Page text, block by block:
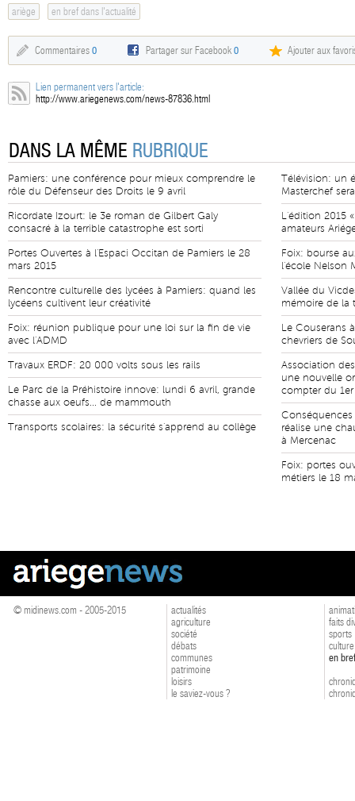
ariège en bref dans l'actualité
Commentaires 0 Partager sur Facebook0 Ajouter aux
Lien permanent vers l'article:
http://www.ariegenews.com/news-87836.html
DANS LA MÊME RUBRIQUE
Pamiers: une conférence pour mieux comprendre le
rôle du Défenseur des Droits le 9 avril
Ricordate Izourt: le 3e roman de Gilbert Galy
consacré à la terrible catastrophe est sorti
Portes Ouvertes à l'Espaci Occitan de Pamiers le 28
mars 2015
Rencontre culturelle des lycées à Pamiers: quand les
lycéens cultivent leur créativité
Foix: réunion publique pour une loi sur la fin de vie
avec l'ADMD
Travaux ERDF: 20 000 volts sous les rails
Le Parc de la Préhistoire innove: lundi 6 avril, grande
chasse aux oeufs... de mammouth
Transports scolaires: la sécurité s'apprend au collège
Télévision: un
Masterchef
L'édition 2015
amateurs
Foix: bourse
l'école Nelson
Vallée du
mémoire de la
Le Couserans
chevriers de
Association
une nouvelle
compter du
réalise une
à Mercenac
Foix: portes
métiers le 18
© midinews.com - 2005-2015
actualités
agriculture
société
débats
communes
patrimoine
loisirs
le saviez-vous ?
faits
sports
culture
en bref